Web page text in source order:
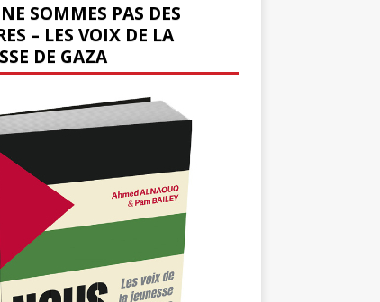
SOMMES PAS DES
– LES VOIX DE LA
DE GAZA